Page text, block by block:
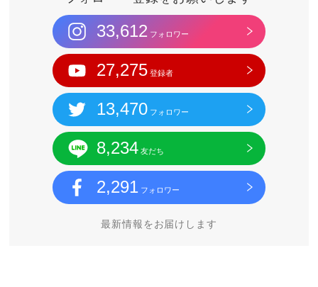
33,612 フォロワー
27,275 登録者
13,470 フォロワー
8,234 友だち
2,291 フォロワー
最新情報をお届けします